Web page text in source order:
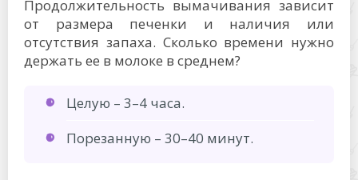
Продолжительность вымачивания зависит
от размера печенки и наличия или
отсутствия запаха. Сколько времени нужно
держать ее в молоке в среднем?
Целую – 3–4 часа.
Порезанную – 30–40 минут.